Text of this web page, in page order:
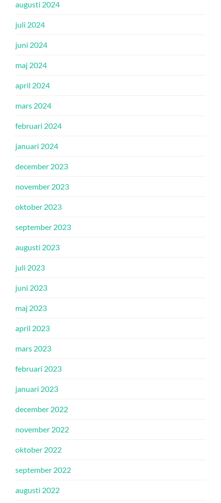
augusti 2024
juli 2024
juni 2024
maj 2024
april 2024
mars 2024
februari 2024
januari 2024
december 2023
november 2023
oktober 2023
september 2023
augusti 2023
juli 2023
juni 2023
maj 2023
april 2023
mars 2023
februari 2023
januari 2023
december 2022
november 2022
oktober 2022
september 2022
augusti 2022